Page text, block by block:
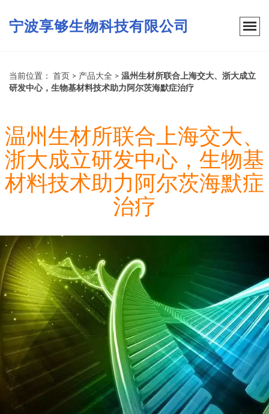
宁波享够生物科技有限公司
当前位置： 首页 > 产品大全 > 温州生材所联合上海交大、浙大成立
研发中心，生物基材料技术助力阿尔茨海默症治疗
温州生材所联合上海交大、
浙大成立研发中心，生物基
材料技术助力阿尔茨海默症
治疗